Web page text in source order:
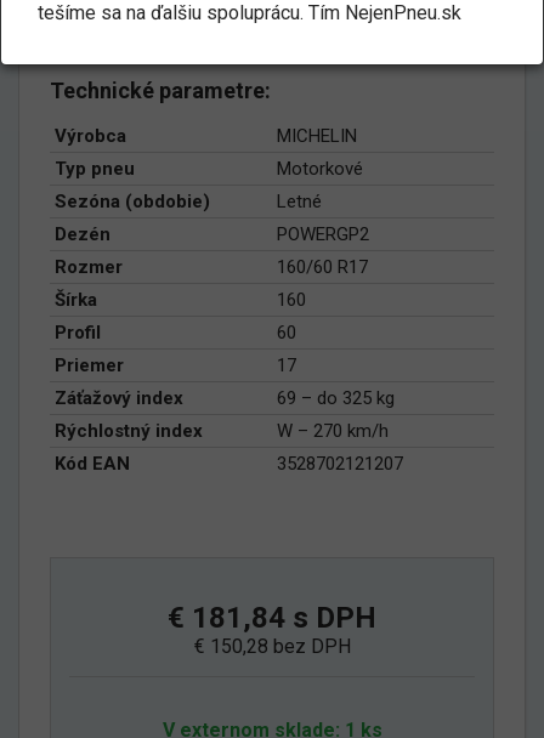
Technické parametre:
Výrobca
MICHELIN
Typ pneu
Motorkové
Sezóna (obdobie)
Letné
Dezén
POWERGP2
Rozmer
160/60 R17
Šírka
160
Profil
60
Priemer
17
Záťažový index
69 – do 325 kg
Rýchlostný index
W – 270 km/h
Kód EAN
3528702121207
€ 181,84 s DPH
€ 150,28 bez DPH
V externom sklade: 1 ks
tešíme sa na ďalšiu spoluprácu. Tím NejenPneu.sk